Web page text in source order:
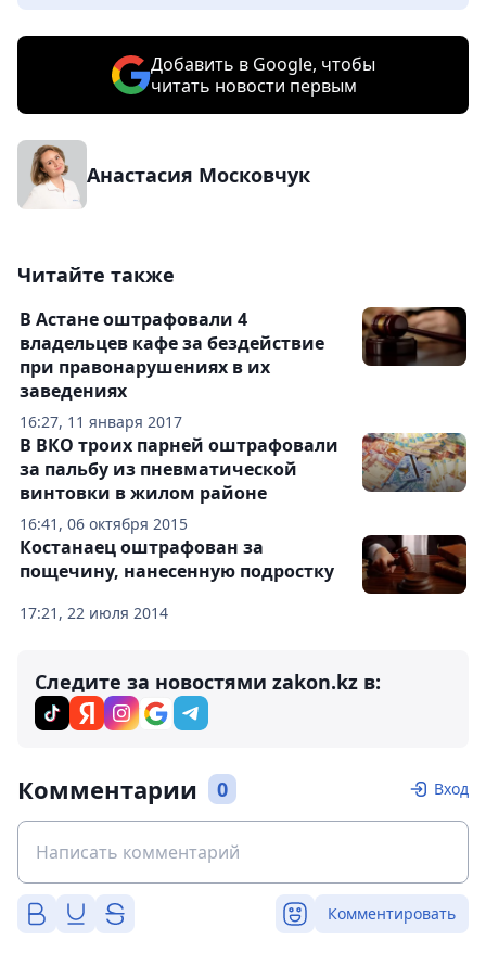
Добавить в Google, чтобы
читать новости первым
Анастасия Московчук
Читайте также
16:27, 11 января 2017
В Астане оштрафовали 4
владельцев кафе за бездействие
при правонарушениях в их
заведениях
16:41, 06 октября 2015
В ВКО троих парней оштрафовали
за пальбу из пневматической
винтовки в жилом районе
17:21, 22 июля 2014
Костанаец оштрафован за
пощечину, нанесенную подростку
Следите за новостями zakon.kz в:
Комментарии 0 Вход
Комментировать